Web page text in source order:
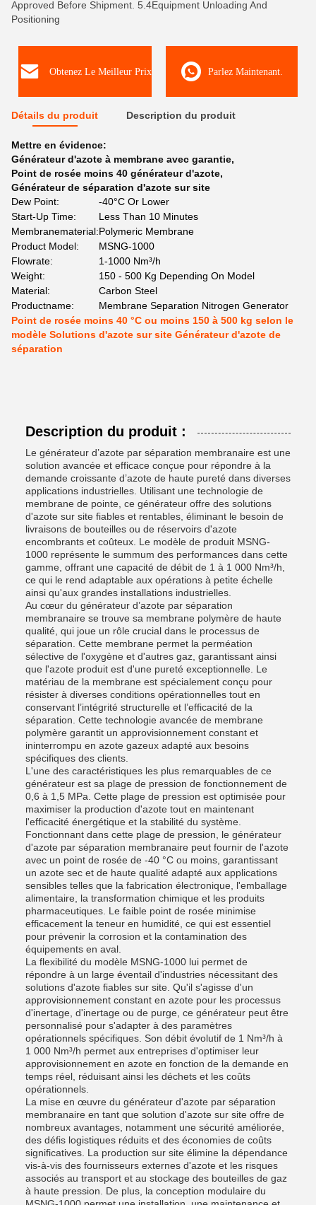
Approved Before Shipment. 5.4Equipment Unloading And
Positioning
Obtenez Le Meilleur Prix Parlez Maintenant.
Détails du produit Description du produit
Mettre en évidence:
Générateur d'azote à membrane avec garantie,
Point de rosée moins 40 générateur d'azote,
Générateur de séparation d'azote sur site
Dew Point:
-40°C Or Lower
Start-Up Time:
Less Than 10 Minutes
Membranematerial:Polymeric Membrane
Product Model:
MSNG-1000
Flowrate:
1-1000 Nm³/h
Weight:
150 - 500 Kg Depending On Model
Material:
Carbon Steel
Productname:
Membrane Separation Nitrogen Generator
Point de rosée moins 40 °C ou moins 150 à 500 kg selon le
modèle Solutions d'azote sur site Générateur d'azote de
séparation
Description du produit :
Le générateur d’azote par séparation membranaire est une
solution avancée et efficace conçue pour répondre à la
demande croissante d’azote de haute pureté dans diverses
applications industrielles. Utilisant une technologie de
membrane de pointe, ce générateur offre des solutions
d'azote sur site fiables et rentables, éliminant le besoin de
livraisons de bouteilles ou de réservoirs d'azote
encombrants et coûteux. Le modèle de produit MSNG-
1000 représente le summum des performances dans cette
gamme, offrant une capacité de débit de 1 à 1 000 Nm³/h,
ce qui le rend adaptable aux opérations à petite échelle
ainsi qu'aux grandes installations industrielles.
Au cœur du générateur d’azote par séparation
membranaire se trouve sa membrane polymère de haute
qualité, qui joue un rôle crucial dans le processus de
séparation. Cette membrane permet la perméation
sélective de l'oxygène et d'autres gaz, garantissant ainsi
que l'azote produit est d'une pureté exceptionnelle. Le
matériau de la membrane est spécialement conçu pour
résister à diverses conditions opérationnelles tout en
conservant l’intégrité structurelle et l’efficacité de la
séparation. Cette technologie avancée de membrane
polymère garantit un approvisionnement constant et
ininterrompu en azote gazeux adapté aux besoins
spécifiques des clients.
L'une des caractéristiques les plus remarquables de ce
générateur est sa plage de pression de fonctionnement de
0,6 à 1,5 MPa. Cette plage de pression est optimisée pour
maximiser la production d'azote tout en maintenant
l'efficacité énergétique et la stabilité du système.
Fonctionnant dans cette plage de pression, le générateur
d'azote par séparation membranaire peut fournir de l'azote
avec un point de rosée de -40 °C ou moins, garantissant
un azote sec et de haute qualité adapté aux applications
sensibles telles que la fabrication électronique, l'emballage
alimentaire, la transformation chimique et les produits
pharmaceutiques. Le faible point de rosée minimise
efficacement la teneur en humidité, ce qui est essentiel
pour prévenir la corrosion et la contamination des
équipements en aval.
La flexibilité du modèle MSNG-1000 lui permet de
répondre à un large éventail d'industries nécessitant des
solutions d'azote fiables sur site. Qu'il s'agisse d'un
approvisionnement constant en azote pour les processus
d'inertage, d'inertage ou de purge, ce générateur peut être
personnalisé pour s'adapter à des paramètres
opérationnels spécifiques. Son débit évolutif de 1 Nm³/h à
1 000 Nm³/h permet aux entreprises d'optimiser leur
approvisionnement en azote en fonction de la demande en
temps réel, réduisant ainsi les déchets et les coûts
opérationnels.
La mise en œuvre du générateur d'azote par séparation
membranaire en tant que solution d'azote sur site offre de
nombreux avantages, notamment une sécurité améliorée,
des défis logistiques réduits et des économies de coûts
significatives. La production sur site élimine la dépendance
vis-à-vis des fournisseurs externes d'azote et les risques
associés au transport et au stockage des bouteilles de gaz
à haute pression. De plus, la conception modulaire du